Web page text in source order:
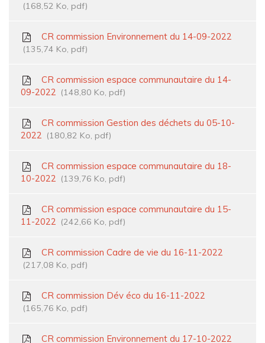
168,52 Ko, pdf
CR commission Environnement du 14-09-2022
135,74 Ko, pdf
CR commission espace communautaire du 14-
09-2022
148,80 Ko, pdf
CR commission Gestion des déchets du 05-10-
2022
180,82 Ko, pdf
CR commission espace communautaire du 18-
10-2022
139,76 Ko, pdf
CR commission espace communautaire du 15-
11-2022
242,66 Ko, pdf
CR commission Cadre de vie du 16-11-2022
217,08 Ko, pdf
CR commission Dév éco du 16-11-2022
165,76 Ko, pdf
CR commission Environnement du 17-10-2022